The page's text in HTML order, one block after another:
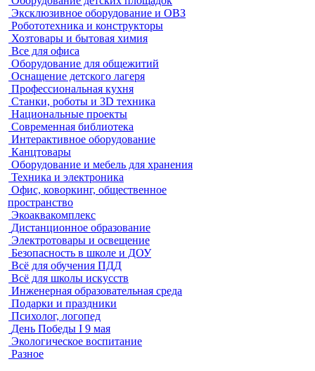
Эксклюзивное оборудование и ОВЗ
Робототехника и конструкторы
Хозтовары и бытовая химия
Все для офиса
Оборудование для общежитий
Оснащение детского лагеря
Профессиональная кухня
Станки, роботы и 3D техника
Национальные проекты
Современная библиотека
Интерактивное оборудование
Канцтовары
Оборудование и мебель для хранения
Техника и электроника
Офис, коворкинг, общественное
пространство
Экоаквакомплекс
Дистанционное образование
Электротовары и освещение
Безопасность в школе и ДОУ
Всё для обучения ПДД
Всё для школы искусств
Инженерная образовательная среда
Подарки и праздники
Психолог, логопед
День Победы I 9 мая
Экологическое воспитание
Разное